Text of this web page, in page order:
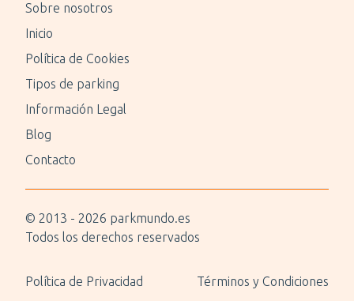
Sobre nosotros
Inicio
Política de Cookies
Tipos de parking
Información Legal
Blog
Contacto
© 2013 - 2026 parkmundo.es
Todos los derechos reservados
Política de Privacidad Términos y Condiciones